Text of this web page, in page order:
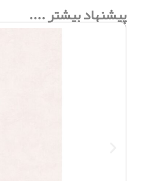
پیشنهاد بیشتر ....